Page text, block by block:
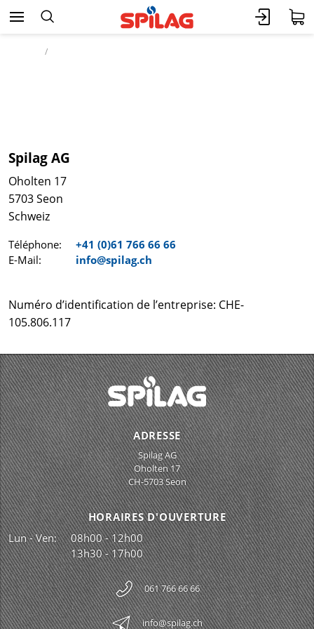
Spilag AG
Oholten 17
5703 Seon
Schweiz
Téléphone:
+41 (0)61 766 66 66
E-Mail:
info@spilag.ch
Numéro d’identification de l’entreprise: CHE-
105.806.117
ADRESSE
Spilag AG
Oholten 17
CH-5703 Seon
HORAIRES D'OUVERTURE
Lun - Ven:
08h00 - 12h00
13h30 - 17h00
061 766 66 66
info@spilag.ch